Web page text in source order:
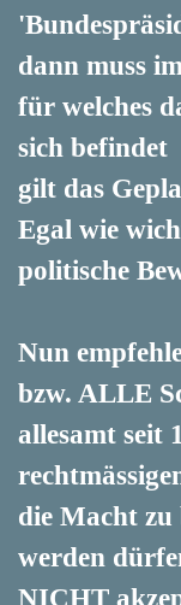
dann muss
für welches
sich befindet
gilt das
Egal wie
politische
Nun
bzw. ALLE
allesamt seit
die Macht zu
werden
NICHT